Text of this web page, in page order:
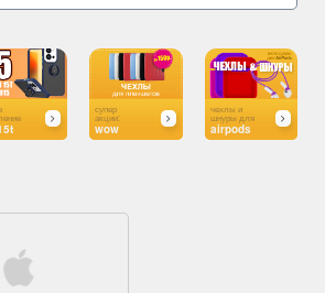
супер
акции:
wow
чехлы и
шнуры для
airpods